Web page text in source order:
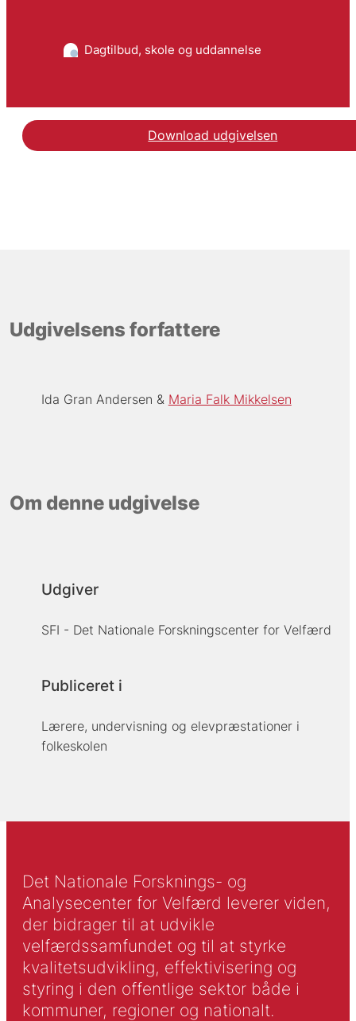
Dagtilbud, skole og uddannelse
Download udgivelsen
Udgivelsens forfattere
Ida Gran Andersen Maria Falk Mikkelsen
Om denne udgivelse
Udgiver
SFI - Det Nationale Forskningscenter for Velfærd
Publiceret i
Lærere, undervisning og elevpræstationer i
folkeskolen
Det Nationale Forsknings- og
Analysecenter for Velfærd leverer viden,
der bidrager til at udvikle
velfærdssamfundet og til at styrke
kvalitetsudvikling, effektivisering og
styring i den offentlige sektor både i
kommuner, regioner og nationalt.